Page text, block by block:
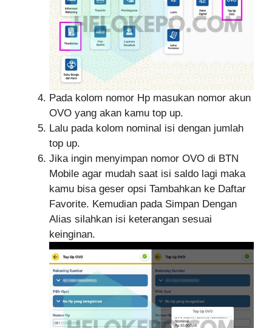
Pada kolom nomor Hp masukan nomor akun
OVO yang akan kamu top up.
Lalu pada kolom nominal isi dengan jumlah
top up.
Jika ingin menyimpan nomor OVO di BTN
Mobile agar mudah saat isi saldo lagi maka
kamu bisa geser opsi Tambahkan ke Daftar
Favorite. Kemudian pada Simpan Dengan
Alias silahkan isi keterangan sesuai
keinginan.